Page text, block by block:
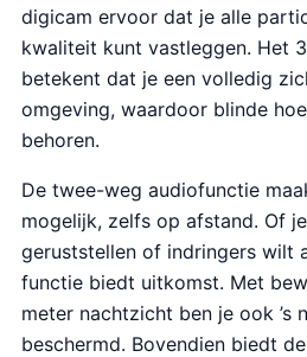
digicam ervoor dat je alle
kwaliteit kunt vastleggen. Het
betekent dat je een volledig
omgeving, waardoor blinde
behoren.
De twee-weg audiofunctie
mogelijk, zelfs op afstand. Of
geruststellen of indringers wilt
functie biedt uitkomst. Met
meter nachtzicht ben je ook ’s
beschermd. Bovendien biedt